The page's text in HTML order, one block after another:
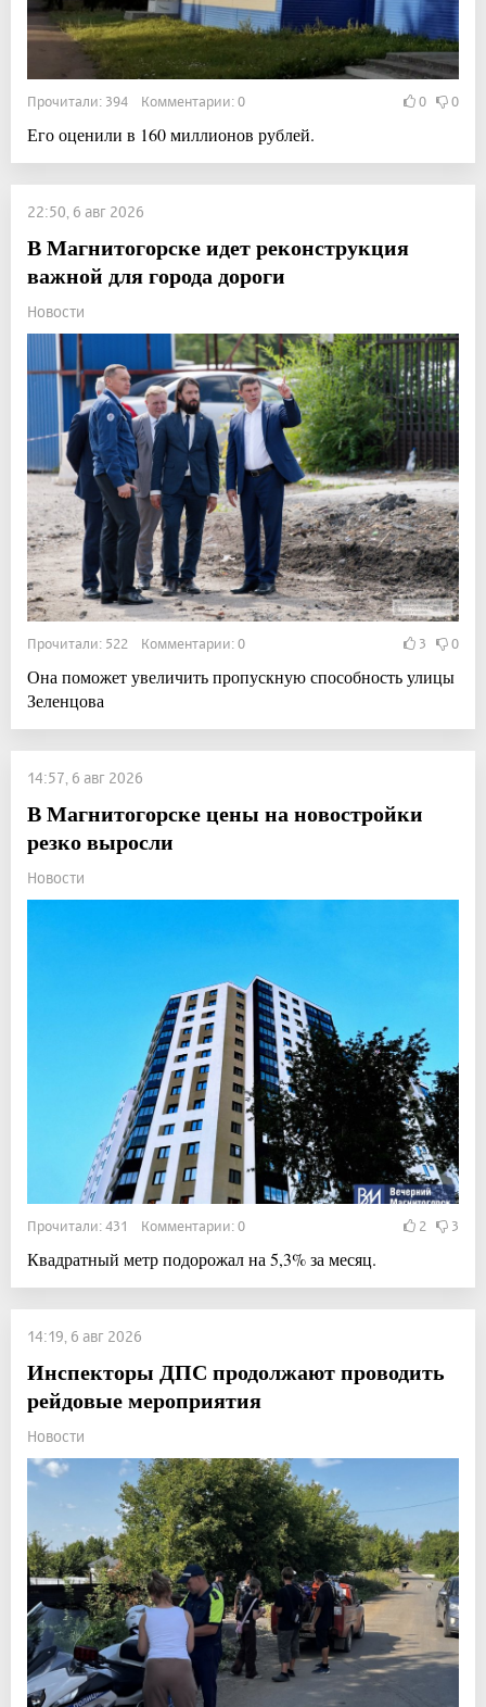
Прочитали: 394 Комментарии: 0 0 0
Его оценили в 160 миллионов рублей.
22:50, 6 авг 2026
В Магнитогорске идет реконструкция
важной для города дороги
Новости
Прочитали: 522 Комментарии: 0 3 0
Она поможет увеличить пропускную способность улицы
Зеленцова
14:57, 6 авг 2026
В Магнитогорске цены на новостройки
резко выросли
Новости
Прочитали: 431 Комментарии: 0 2 3
Квадратный метр подорожал на 5,3% за месяц.
14:19, 6 авг 2026
Инспекторы ДПС продолжают проводить
рейдовые мероприятия
Новости